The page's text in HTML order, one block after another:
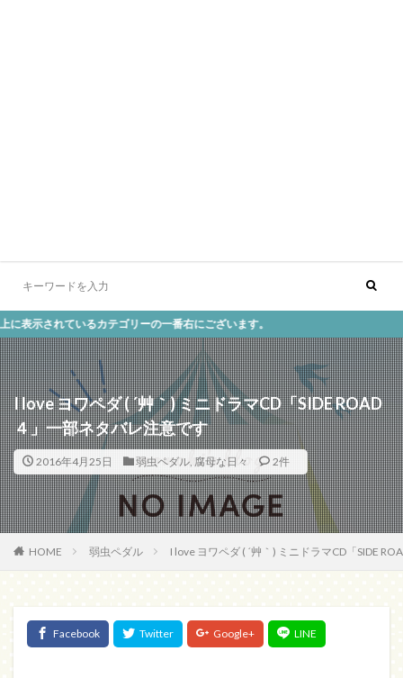
いるカテゴリーの一番右にございます。
I love ヨワペダ ( ´艸｀) ミニドラマCD「SIDE ROAD
４」一部ネタバレ注意です
2016年4月25日 弱虫ペダル, 腐母な日々 2件
HOME 弱虫ペダル I love ヨワペダ ( ´艸｀) ミニドラマCD「SIDE